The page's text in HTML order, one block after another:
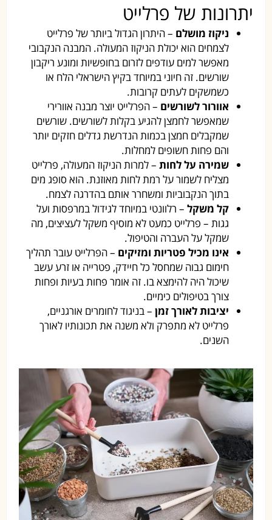
יתרונות של פרלייט
ניקוז מושלם – היתרון הגדול ביותר של פרלייט
לצמחים הוא יכולת הניקוז המעולה. המבנה הנקבובי
מאפשר למים עודפים לזרום בחופשיות ומונע ריקבון
שורשים. זה חיוני במיוחד בקיץ הישראלי הלח או
כשמשקים לעתים קרובות.
אוורור לשורשים – הפרלייט יוצר מבנה אוורירי
שמאפשר לחמצן להגיע בקלות לשורשים. שורשים
שמקבלים חמצן בכמות הנדרשת גדלים חזקים יותר
והם פחות חשופים למחלות.
שמירה על לחות – למרות הניקוז המעולה, פרלייט
מצליח לשמור על רמת לחות מאוזנת. הוא סופג מים
בתוך הנקבוביות ומשחרר אותם בהדרגה לצמח.
קל משקל – רלוונטי במיוחד לגידול במרפסות ועל
גגות – פרלייט כמעט לא מוסיף משקל לעציצים, מה
שמקל על העברה והטיפול.
אינו מכיל פטריות ומזיקים – הפרלייט עובר תהליך
חימום גבוה שמחסל כל חיידק, פטרייה או זרע עשב
שיכול היה להימצא בו. זה אומר פחות בעיות ופחות
צורך בטיפולים כימיים.
יציבות לאורך זמן – בניגוד לחומרים אורגניים,
פרלייט לא מתפרק ולא משנה את תכונותיו לאורך
השנים.